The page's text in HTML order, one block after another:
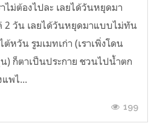
ไม่ต้องไปละ เลยได้วันหยุดมา
วัน เลยได้วันหยุดมาแบบไม่ทัน
หวัน รูมเมทเก่า (เราเพิ่งโดน
) ก็ตาเป็นประกาย ชวนไปน้ำตก
พไ...
199